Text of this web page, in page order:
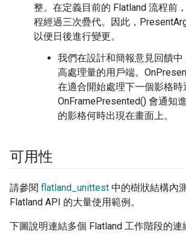
整。在定義目前的 Flatland 流程前
程經過三次疊代。因此，
以便日後進行變更。
我們在設計和簡報意見回饋
高處理量的用戶端。
在適合開始處理下一個影格時
OnFramePresented() 會通知
的影格何時出現在畫面上。
可用性
請參閱 flatland_unittest 中的樹狀結構內
Flatland API 的大量使用範例。
下圖說明連結多個 Flatland 工作階段的連